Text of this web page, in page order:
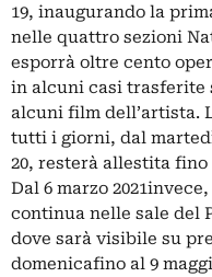
19, inaugurando la
nelle quattro sezioni
esporrà oltre cento
in alcuni casi trasferite
alcuni film dell’artista.
tutti i giorni, dal
20, resterà allestita fino
Dal 6 marzo
continua nelle sale del
dove sarà visibile su
domenicafino al 9